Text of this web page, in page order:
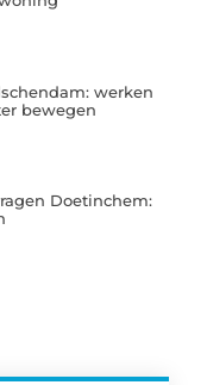
werken
bewegen
Doetinchem: